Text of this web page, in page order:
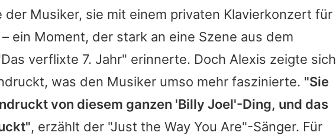
App runterladen
Team
Redaktionelle Richtlinien
Impressum
Datenschutzerklärung
der Musiker, sie mit einem privaten Klavierkonzert für
ein Moment, der stark an eine Szene aus dem
verflixte 7. Jahr" erinnerte. Doch Alexis zeigte sich
was den Musiker umso mehr faszinierte. "Sie
von diesem ganzen 'Billy Joel'-Ding, und das
, erzählt der "Just the Way You Are"-Sänger. Für